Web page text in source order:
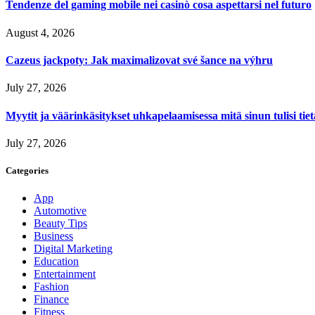
Tendenze del gaming mobile nei casinò cosa aspettarsi nel futuro
August 4, 2026
Cazeus jackpoty: Jak maximalizovat své šance na výhru
July 27, 2026
Myytit ja väärinkäsitykset uhkapelaamisessa mitä sinun tulisi
July 27, 2026
Categories
App
Automotive
Beauty Tips
Business
Digital Marketing
Education
Entertainment
Fashion
Finance
Fitness